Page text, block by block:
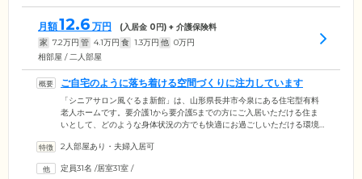
月額12.6 万円 (入居金 0円) + 介護保険料
家 7.2万円 管 4.1万円 食 1.3万円 他 0万円
相部屋 / 二人部屋
ご自宅のように落ち着ける空間づくりに注力しています
「シニアサロン風ぐるま新館」は、山形県長井市今泉にある住宅型有料
老人ホームです。要介護1から要介護5までの方にご入居いただける住ま
いとして、どのような身体状況の方でも快適にお過ごしいただける環境
す。ご入居者様の生活の拠点となるお部屋は、ひとり部屋とふたり部屋
にご入居いただくことも可能です。プライバシーがしっかりと守られた
2人部屋あり・夫婦入居可
定員31名 /居室31室 /